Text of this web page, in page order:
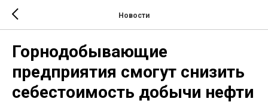
Новости
Горнодобывающие
предприятия смогут снизить
себестоимость добычи нефти